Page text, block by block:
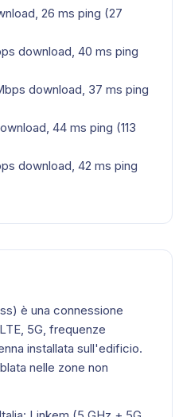
26 ms ping (27
download, 40 ms ping
download, 37 ms ping
44 ms ping (113
download, 42 ms ping
è una connessione
5G, frequenze
installata sull'edificio.
nelle zone non